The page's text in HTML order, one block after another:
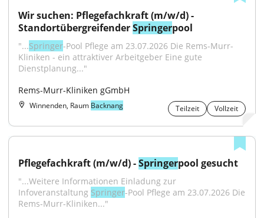
Wir suchen: Pflegefachkraft (m/w/d) -
Standortübergreifender Springerpool
"...Springer-Pool Pflege am 23.07.2026 Die Rems-Murr-
Kliniken - ein attraktiver Arbeitgeber Eine gute
Dienstplanung..."
Rems-Murr-Kliniken gGmbH
Winnenden, Raum Backnang Teilzeit Vollzeit
Pflegefachkraft (m/w/d) - Springerpool gesucht
"...Weitere Informationen Einladung zur
Infoveranstaltung Springer-Pool Pflege am 23.07.2026 Die
Rems-Murr-Kliniken..."